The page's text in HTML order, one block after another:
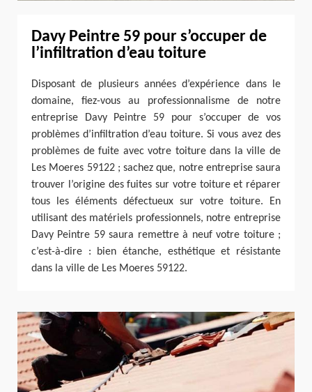
Davy Peintre 59 pour s’occuper de
l’infiltration d’eau toiture
Disposant de plusieurs années d’expérience dans le
domaine, fiez-vous au professionnalisme de notre
entreprise Davy Peintre 59 pour s’occuper de vos
problèmes d’infiltration d’eau toiture. Si vous avez des
problèmes de fuite avec votre toiture dans la ville de
Les Moeres 59122 ; sachez que, notre entreprise saura
trouver l’origine des fuites sur votre toiture et réparer
tous les éléments défectueux sur votre toiture. En
utilisant des matériels professionnels, notre entreprise
Davy Peintre 59 saura remettre à neuf votre toiture ;
c’est-à-dire : bien étanche, esthétique et résistante
dans la ville de Les Moeres 59122.